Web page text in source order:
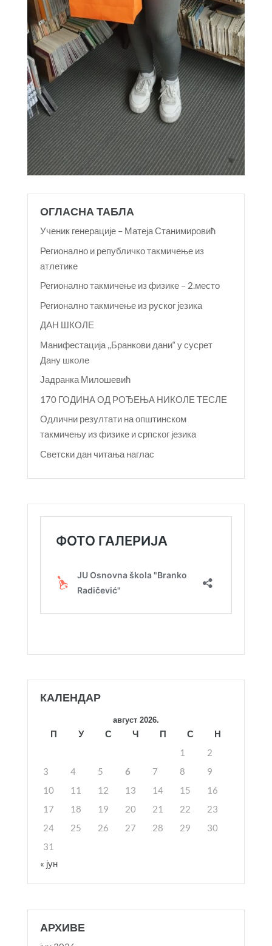
ОГЛАСНА ТАБЛА
Ученик генерације – Матеја Станимировић
Регионално и републичко такмичење из
атлетике
Регионално такмичење из физике – 2.место
Регионално такмичење из руског језика
ДАН ШКОЛЕ
Манифестација ,,Бранкови дани“ у сусрет
Дану школе
Јадранка Милошевић
170 ГОДИНА ОД РОЂЕЊА НИКОЛЕ ТЕСЛЕ
Одлични резултати на општинском
такмичењу из физике и српског језика
Светски дан читања наглас
КАЛЕНДАР
август 2026.
П У С Ч П С
Н
1
2
3
4 5 6 7 8
9
10
11 12 13 14 15
16
17
18 19 20 21 22
23
24
25 26 27 28 29
30
31
« јун
АРХИВЕ